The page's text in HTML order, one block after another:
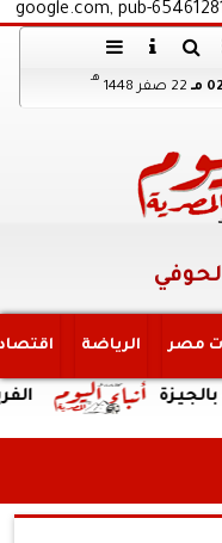
google.com, pub-
مـ 22 صفر 1448
هـ
مصر الرياضة
الفريق